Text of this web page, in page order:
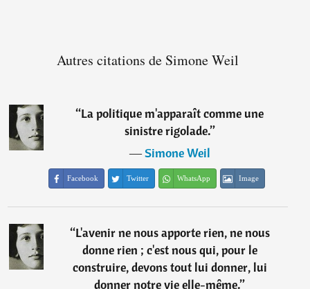
Autres citations de Simone Weil
“La politique m'apparaît comme une
sinistre rigolade.”
―Simone Weil
Facebook Twitter WhatsApp Image
“L'avenir ne nous apporte rien, ne nous
donne rien ; c'est nous qui, pour le
construire, devons tout lui donner, lui
donner notre vie elle-même.”